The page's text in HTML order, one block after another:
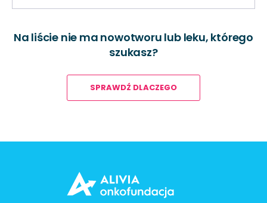
Na liście nie ma nowotworu lub leku, którego
szukasz?
SPRAWDŹ DLACZEGO